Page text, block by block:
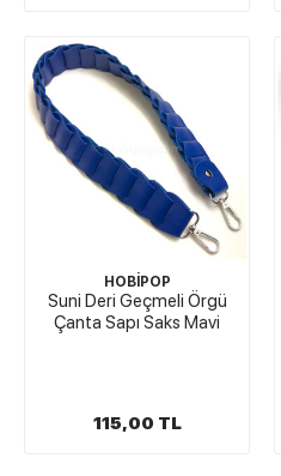
HOBİPOP
Suni Deri Geçmeli Örgü
Çanta Sapı Saks Mavi
115,00 TL